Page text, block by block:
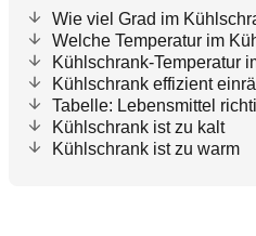
Wie viel Grad im
Welche Temperatur im
Kühlschrank-Temperatur
Kühlschrank effizient
Tabelle: Lebensmittel
Kühlschrank ist zu kalt
Kühlschrank ist zu warm